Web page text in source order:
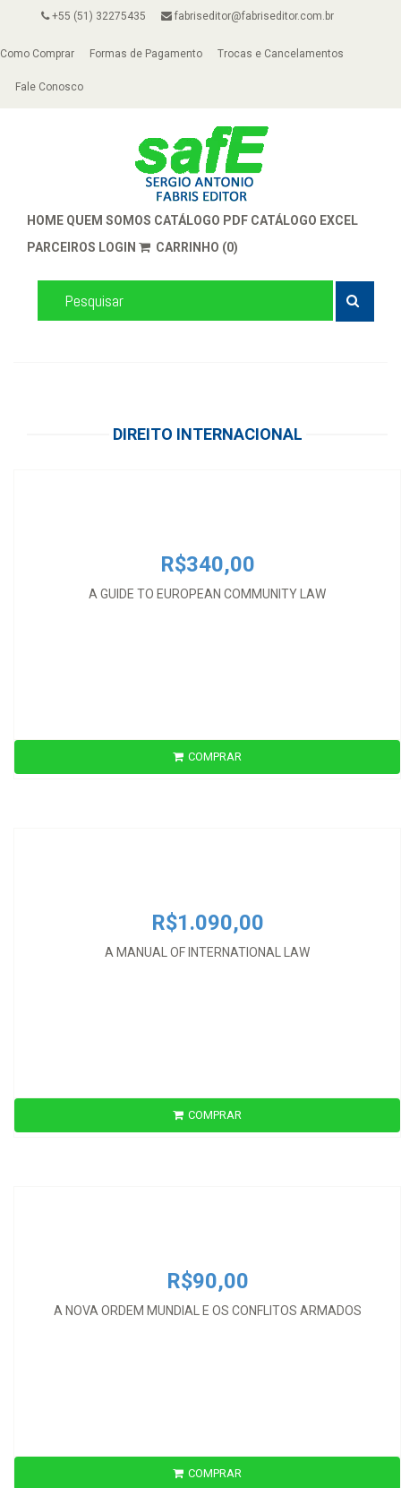
+55 (51) 32275435 fabriseditor@fabriseditor.com.br
Como Comprar Formas de Pagamento Trocas e Cancelamentos
Fale Conosco
HOME QUEM SOMOS CATÁLOGO PDF CATÁLOGO EXCEL
PARCEIROS LOGIN CARRINHO (0)
DIREITO INTERNACIONAL
R$340,00
A GUIDE TO EUROPEAN COMMUNITY LAW
R$340,00
COMPRAR
R$1.090,00
A MANUAL OF INTERNATIONAL LAW
R$1.090,00
COMPRAR
R$90,00
A NOVA ORDEM MUNDIAL E OS CONFLITOS ARMADOS
R$90,00
COMPRAR